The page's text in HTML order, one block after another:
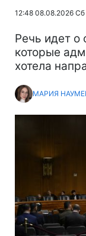
12:48 08.08.2026 Сб
Речь идет о
которые
хотела
МАРИЯ